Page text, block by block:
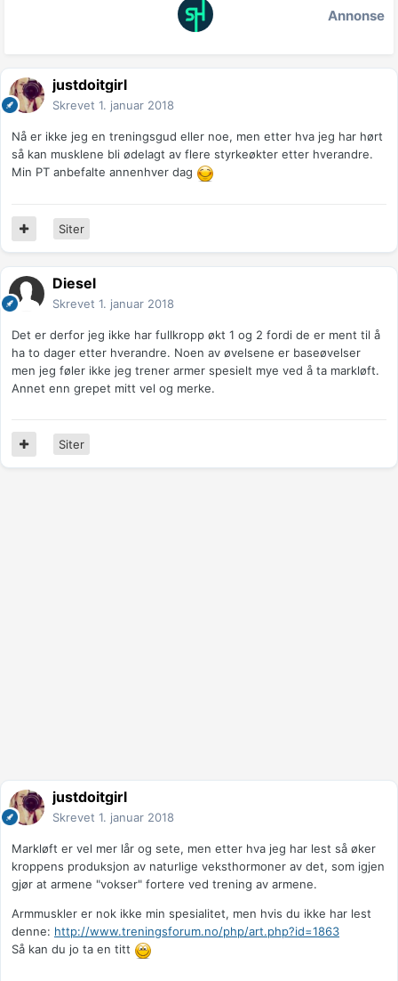
Annonse
justdoitgirl
Skrevet 1. januar 2018
Nå er ikke jeg en treningsgud eller noe, men etter hva jeg har hørt
så kan musklene bli ødelagt av flere styrkeøkter etter hverandre.
Min PT anbefalte annenhver dag
Siter
Diesel
Skrevet 1. januar 2018
Det er derfor jeg ikke har fullkropp økt 1 og 2 fordi de er ment til å
ha to dager etter hverandre. Noen av øvelsene er baseøvelser
men jeg føler ikke jeg trener armer spesielt mye ved å ta markløft.
Annet enn grepet mitt vel og merke.
Siter
justdoitgirl
Skrevet 1. januar 2018
Markløft er vel mer lår og sete, men etter hva jeg har lest så øker
kroppens produksjon av naturlige veksthormoner av det, som igjen
gjør at armene "vokser" fortere ved trening av armene.
Armmuskler er nok ikke min spesialitet, men hvis du ikke har lest
denne: http://www.treningsforum.no/php/art.php?id=1863
Så kan du jo ta en titt